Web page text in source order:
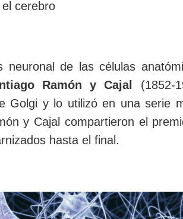
neuronal de las células
Ramón y Cajal
(1852-
Golgi y lo utilizó en una serie
y Cajal compartieron el
hasta el final.